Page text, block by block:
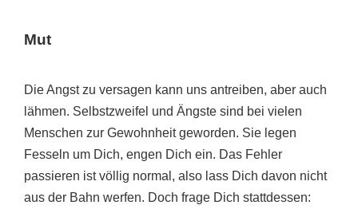
Mut
Die Angst zu versagen kann uns antreiben, aber auch
lähmen. Selbstzweifel und Ängste sind bei vielen
Menschen zur Gewohnheit geworden. Sie legen
Fesseln um Dich, engen Dich ein. Das Fehler
passieren ist völlig normal, also lass Dich davon nicht
aus der Bahn werfen. Doch frage Dich stattdessen: